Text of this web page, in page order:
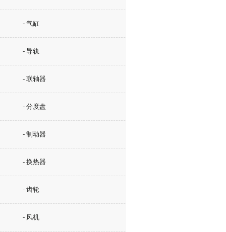
- 气缸
- 导轨
- 联轴器
- 分度盘
- 制动器
- 换热器
- 齿轮
- 风机